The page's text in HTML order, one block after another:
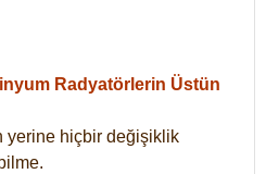
Radyatörlerin Üstün
yerine hiçbir değişiklik